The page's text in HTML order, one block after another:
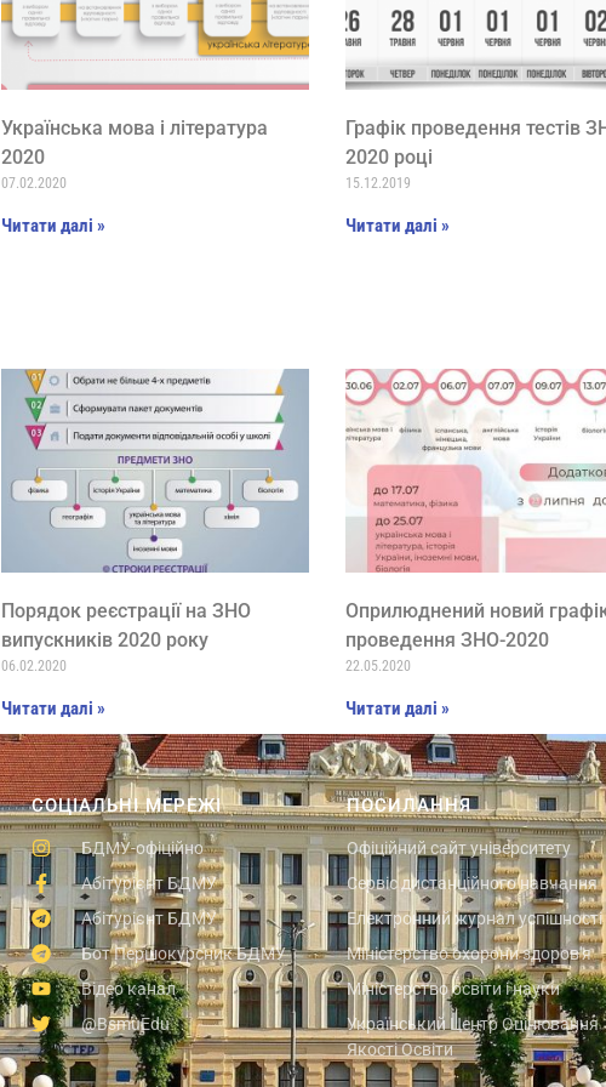
Українська мова і література
2020
07.02.2020
Читати далі »
Графік проведення тестів
2020 році
15.12.2019
Читати далі »
Порядок реєстрації на ЗНО
випускників 2020 року
06.02.2020
Читати далі »
Оприлюднений новий
проведення ЗНО-2020
22.05.2020
Читати далі »
СОЦІАЛЬНІ МЕРЕЖІ
БДМУ-офіційно
Абітурієнт БДМУ
Абітурієнт БДМУ
Бот Першокурсник БДМУ
Відео канал
@BsmuEdu
ПОСИЛАННЯ
Офіційний сайт університету
Сервіс дистанційного навчання
Електронний журнал успішності
Міністерство охорони здоров'я
Міністерство освіти і науки
Український Центр Оцінювання
Якості Освіти